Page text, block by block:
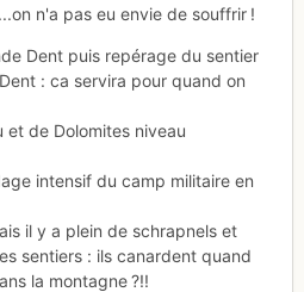
n'a pas eu envie de souffrir !
Dent puis repérage du sentier
: ca servira pour quand on
et de Dolomites niveau
intensif du camp militaire en
il y a plein de schrapnels et
sentiers : ils canardent quand
la montagne ?!!